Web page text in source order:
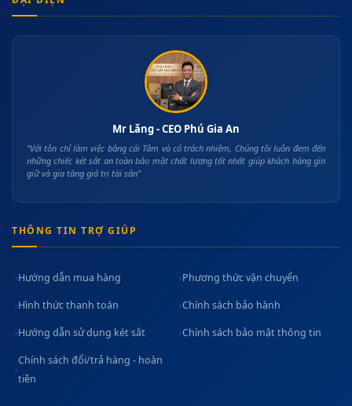
Mr Lăng - CEO Phú Gia An
"Với tôn chỉ làm việc bằng cái Tâm và có trách nhiệm, Chúng tôi luôn đem đến
những chiếc két sắt an toàn bảo mật chất lượng tốt nhất giúp khách hàng gìn
giữ và gia tăng giá trị tài sản"
THÔNG TIN TRỢ GIÚP
Hướng dẫn mua hàng Phương thức vận chuyển
Hình thức thanh toán Chính sách bảo hành
Hướng dẫn sử dụng két sắt Chính sách bảo mật thông tin
Chính sách đổi/trả hàng - hoàn
tiền